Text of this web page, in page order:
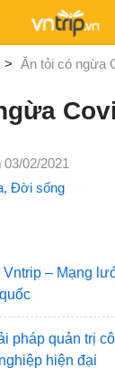
> Ăn tỏi có ngừa
03/02/2021
, Đời sống
Vntrip – Mạng
pháp quản trị
hiện đại